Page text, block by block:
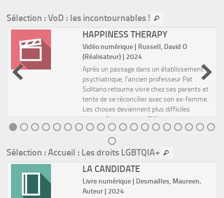
Sélection : VoD : les incontournables !
HAPPINESS THERAPY
Vidéo numérique | Russell, David O
(Réalisateur) | 2024
Après un passage dans un établissement
psychiatrique, l'ancien professeur Pat
Solitano retourne vivre chez ses parents et
tente de se réconcilier avec son ex-femme.
Les choses deviennent plus difficiles
lorsque Pat rencontre Tiffa...
Sélection : Accueil : Les droits LGBTQIA+
LA CANDIDATE
Livre numérique | Desmailles, Maureen.
Auteur | 2024